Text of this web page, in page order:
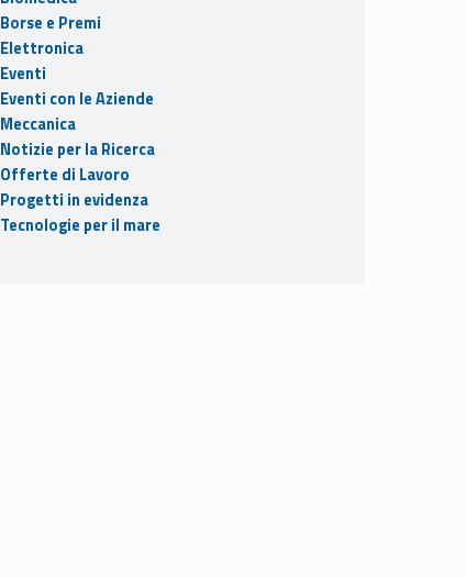
Borse e Premi
Elettronica
Eventi
Eventi con le Aziende
Meccanica
Notizie per la Ricerca
Offerte di Lavoro
Progetti in evidenza
Tecnologie per il mare